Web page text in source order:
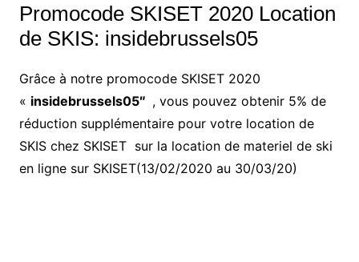
Promocode SKISET 2020 Location
de SKIS: insidebrussels05
Grâce à notre promocode SKISET 2020
« insidebrussels05″ , vous pouvez obtenir 5% de
réduction supplémentaire pour votre location de
SKIS chez SKISET sur la location de materiel de ski
en ligne sur SKISET(13/02/2020 au 30/03/20)